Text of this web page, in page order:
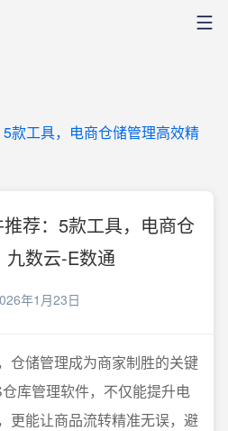
款工具，电商仓储管理高效精
荐：5款工具，电商仓
数云-E数通
年1月23日
仓储管理成为商家制胜的关键
库管理软件，不仅能提升电
更能让商品流转精准无误，避